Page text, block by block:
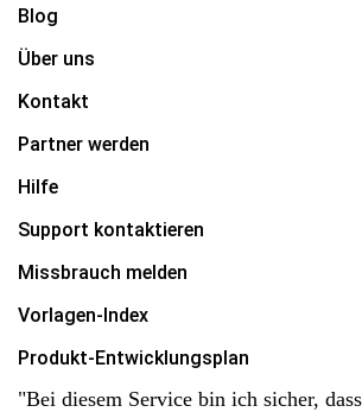
Blog
Über uns
Kontakt
Partner werden
Hilfe
Support kontaktieren
Missbrauch melden
Vorlagen-Index
Produkt-Entwicklungsplan
"Bei diesem Service bin ich sicher,